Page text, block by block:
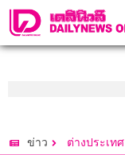
ข่าว ต่างประเทศ